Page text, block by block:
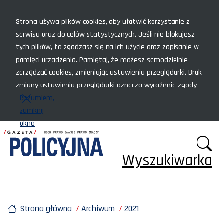
Strona używa plików cookies, aby ułatwić korzystanie z
serwisu oraz do celów statystycznych. Jeśli nie blokujesz
tych plików, to zgadzasz się na ich użycie oraz zapisanie w
pamięci urządzenia. Pamiętaj, że możesz samodzielnie
zarządzać cookies, zmieniając ustawienia przeglądarki. Brak
zmiany ustawienia przeglądarki oznacza wyrażenie zgody.
Rozumiem,
zamknij
okno
Wyszukiwarka
Strona główna Archiwum
2021